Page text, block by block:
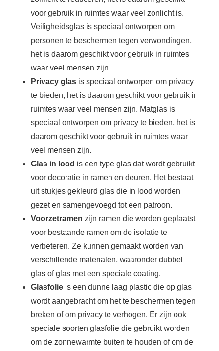
voor gebruik in ruimtes waar veel zonlicht is.
Veiligheidsglas is speciaal ontworpen om
personen te beschermen tegen verwondingen,
het is daarom geschikt voor gebruik in ruimtes
waar veel mensen zijn.
Privacy glasis speciaal ontworpen om privacy
te bieden, het is daarom geschikt voor gebruik in
ruimtes waar veel mensen zijn. Matglas is
speciaal ontworpen om privacy te bieden, het is
daarom geschikt voor gebruik in ruimtes waar
veel mensen zijn.
Glas in lood is een type glas dat wordt gebruikt
voor decoratie in ramen en deuren. Het bestaat
uit stukjes gekleurd glas die in lood worden
gezet en samengevoegd tot een patroon.
Voorzetramen zijn ramen die worden geplaatst
voor bestaande ramen om de isolatie te
verbeteren. Ze kunnen gemaakt worden van
verschillende materialen, waaronder dubbel
glas of glas met een speciale coating.
Glasfolieis een dunne laag plastic die op glas
wordt aangebracht om het te beschermen tegen
breken of om privacy te verhogen. Er zijn ook
speciale soorten glasfolie die gebruikt worden
om de zonnewarmte buiten te houden of om de